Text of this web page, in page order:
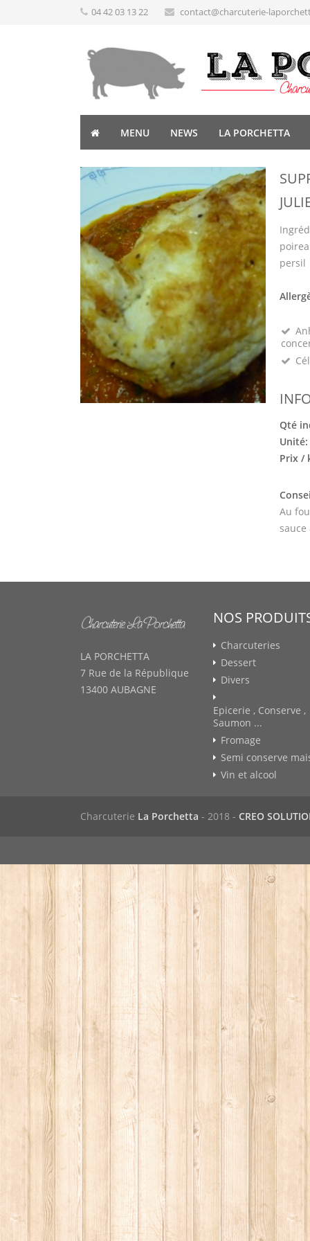
04 42 03 13 22 contact@charcuterie-
MENU NEWS LA PORCHETTA
persil
Qté
Unité:
Prix /
Au
LA PORCHETTA
7 Rue de la République
13400 AUBAGNE
NOS
Charcuteries
Dessert
Divers
Epicerie , Conserve ,
Saumon ...
Fromage
Semi conserve
Vin et alcool
Charcuterie La Porchetta - 2018 - CREO